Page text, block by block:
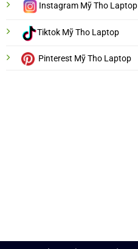
Instagram Mỹ Tho Laptop
Tiktok Mỹ Tho Laptop
Pinterest Mỹ Tho Laptop